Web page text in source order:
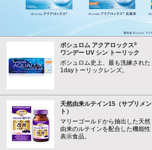
ボシュロム アクアロックス®
ワンデー UV シン トーリック
ボシュロム史上、最も洗練された
1dayトーリックレンズ。
天然由来ルテイン15（サプリメン
ト）
マリーゴールドから抽出した天然
由来のルテインを配合した機能性
表示食品。